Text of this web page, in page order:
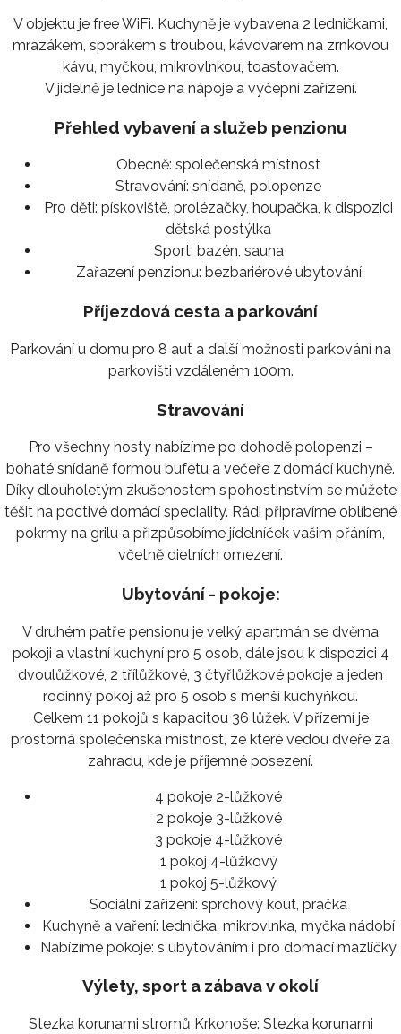
V objektu je free WiFi. Kuchyně je vybavena 2 ledničkami,
mrazákem, sporákem s troubou, kávovarem na zrnkovou
kávu, myčkou, mikrovlnkou, toastovačem.
V jídelně je lednice na nápoje a výčepní zařízení.
Přehled vybavení a služeb penzionu
Obecně: společenská místnost
Stravování: snídaně, polopenze
Pro děti: pískoviště, prolézačky, houpačka, k dispozici
dětská postýlka
Sport: bazén, sauna
Zařazení penzionu: bezbariérové ubytování
Příjezdová cesta a parkování
Parkování u domu pro 8 aut a další možnosti parkování na
parkovišti vzdáleném 100m.
Stravování
Pro všechny hosty nabízíme po dohodě polopenzi –
bohaté snídaně formou bufetu a večeře z domácí kuchyně.
Díky dlouholetým zkušenostem s pohostinstvím se můžete
těšit na poctivé domácí speciality. Rádi připravíme oblíbené
pokrmy na grilu a přizpůsobíme jídelníček vašim přáním,
včetně dietních omezení.
Ubytování - pokoje:
V druhém patře pensionu je velký apartmán se dvěma
pokoji a vlastní kuchyní pro 5 osob, dále jsou k dispozici 4
dvoulůžkové, 2 třílůžkové, 3 čtyřlůžkové pokoje a jeden
rodinný pokoj až pro 5 osob s menší kuchyňkou.
Celkem 11 pokojů s kapacitou 36 lůžek. V přízemí je
prostorná společenská místnost, ze které vedou dveře za
zahradu, kde je příjemné posezení.
4 pokoje 2-lůžkové
2 pokoje 3-lůžkové
3 pokoje 4-lůžkové
1 pokoj 4-lůžkový
1 pokoj 5-lůžkový
Sociální zařízení: sprchový kout, pračka
Kuchyně a vaření: lednička, mikrovlnka, myčka nádobí
Nabízíme pokoje: s ubytováním i pro domácí mazlíčky
Výlety, sport a zábava v okolí
Stezka korunami stromů Krkonoše: Stezka korunami